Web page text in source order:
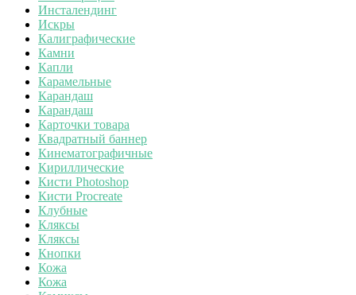
Инсталендинг
Искры
Калиграфические
Камни
Капли
Карамельные
Карандаш
Карандаш
Карточки товара
Квадратный баннер
Кинематографичные
Кириллические
Кисти Photoshop
Кисти Procreate
Клубные
Кляксы
Кляксы
Кнопки
Кожа
Кожа